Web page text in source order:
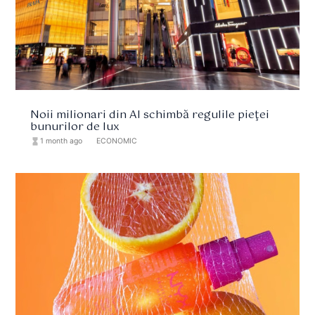
Noii milionari din AI schimbă regulile pieţei
bunurilor de lux
hourglass_full 1 month ago ECONOMIC